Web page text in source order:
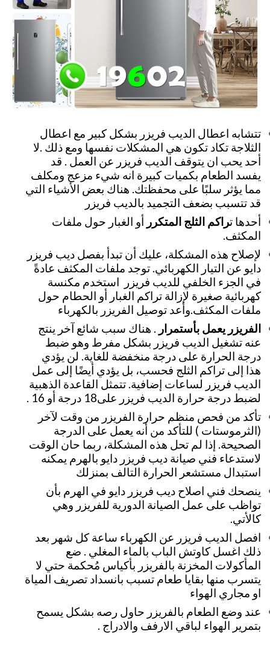
تتشابه اعطال الديب فريزر بشكل كبير مع اعطال
الثلاجة تكاد تكون هي المشكلات نفسها ومع ذلك .لا
أحد يحب ان يتوقف الديب فريزر عن العمل . قد
يفسد الطعام بكميات كبيرة انه شيء مزعج ومكلف
مما يؤثر سلبًا على محفظتك. هناك بعض الأشياء التي
قد تتسبب بضعف التجميد بالديب فريزر
أحدها تراكم الثلج المتكرر أو الغبار حول ملفات
المكثف.
لإصلاح هذه المشكلة، عليك أن تبدأ بفصل ديب فريزر
دايو عن التيار الكهربائي. توجد ملفات المكثف عادةً
في الجزء الخلفي للديب فريزر استخدم مكنسة
كهربائية صغيرة لإزالة تراكم الغبار أو الحطام حول
ملفات المكثف.وأعد توصيل الفريزر بالكهرباء
الفريزر يعمل بأستمرار . هناك سبب شائع آخر ينتج
عنه تشغيل الديب فريزر بشكل مفرط وهو ضبط
درجة الحرارة على درجة منخفضة للغاية. لن يؤدي
هذا إلى تراكم الثلج فحسب، بل يؤدي أيضًا إلى عمل
الديب فريزر لساعات إضافية. تتمثل القاعدة الذهبية
لضبط درجة حرارة الديب فريزر على18 درجة أو 16 .
تأكد من فحص منظم حرارة الفريزر من وقت لآخر
(الثرموستات ) للتأكد من أنه يعمل على الدرجة
الصحيحة. إذا لم تحل هذه المشكلة، ربما حان الوقت
لاستدعاء فني صيانة ديب فريزر دايو بالهرم يمكنه
استبدال مستشعر الحرارة التالف بمنزلك
ينصحك فني اصلاح ديب فريزر دايو في الهرم بأن
تواظب على عمل الصيانة الدورية للفريزر وهي
كالأتي.
افصل الديب فريزر عن الكهرباء ساعة كل شهر بعد
ذلك اغسل كاوتش الباب بالماء المغلي . ضع
المأكولات المخزنة بالفريزر بأكياس مُحكمة حتي لا
يتسرب منها بقايا طعام تسبب بانسداد تصريف المياة
او مجاري الهواء
عند وضع الطعام بالفريزر حاول رصه بشكل يسمح
بتمرير الهواء لباقي الارفف والادراج .